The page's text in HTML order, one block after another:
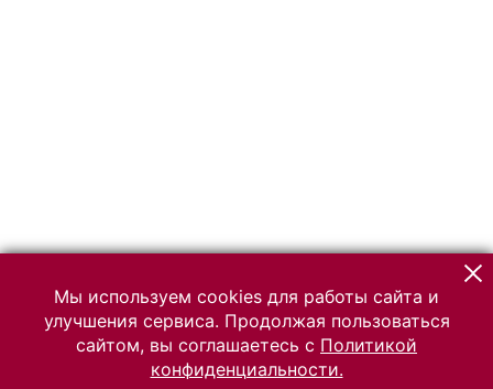
Мы используем cookies для работы сайта и
улучшения сервиса. Продолжая пользоваться
сайтом, вы соглашаетесь с Политикой
конфиденциальности.